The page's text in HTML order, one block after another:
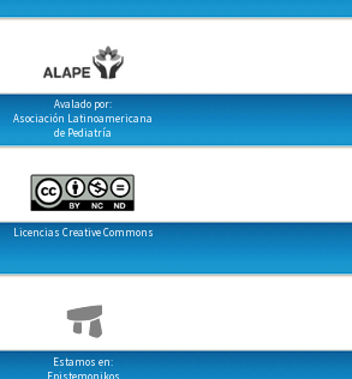
Avalado por:
Asociación Latinoamericana
de Pediatría
Licencias Creative Commons
Estamos en:
Epistemonikos